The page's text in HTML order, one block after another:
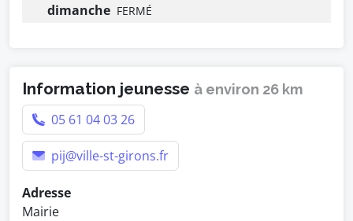
dimanche FERMÉ
Information jeunesse à environ 26 km
05 61 04 03 26
pij@ville-st-girons.fr
Adresse
Mairie